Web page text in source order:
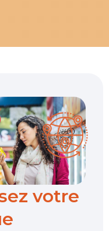
votre